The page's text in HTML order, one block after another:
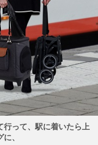
行って、駅に着いたら上
、